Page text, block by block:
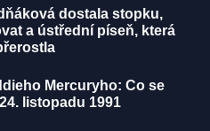
dostala stopku,
a ústřední píseň, která
Mercuryho: Co se
listopadu 1991